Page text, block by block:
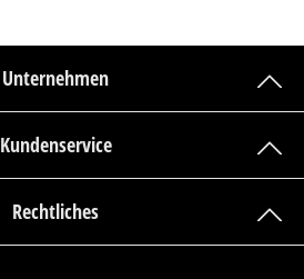
Unternehmen
Kundenservice
Rechtliches